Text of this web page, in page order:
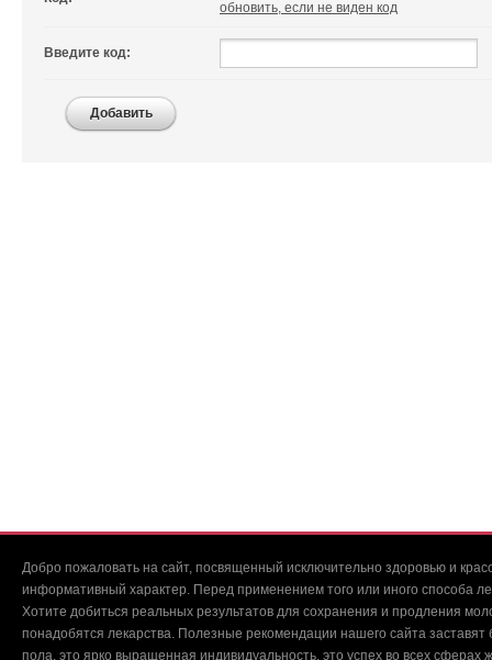
обновить, если не виден код
Введите код:
Добавить
Добро пожаловать на сайт, посвященный исключительно здоровью и
информативный характер. Перед применением того или иного способа
Хотите добиться реальных результатов для сохранения и продления
понадобятся лекарства. Полезные рекомендации нашего сайта
пола, это ярко выращенная индивидуальность, это успех во всех